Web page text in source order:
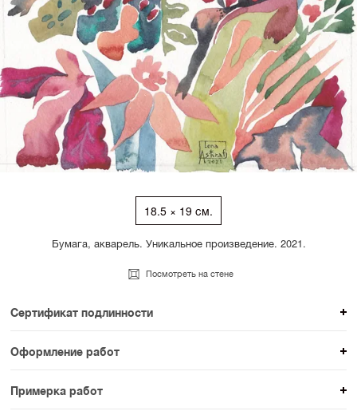
18.5 × 19 см.
Бумага, акварель. Уникальное произведение. 2021.
Посмотреть на стене
Сертификат подлинности
К каждому авторскому произведению мы
прикладываем сертификат подлинности. Для товаров
раздела SAMPLE СЕРИЯ сертификаты не
Оформление работ
При покупке произведения вы можете выбрать и
оплатить вариант оформления. На сайте доступен
Примерка работ